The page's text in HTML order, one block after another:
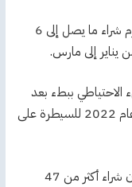
وكانت الوزارة أعلنت في 12 أغسطس أنها تعتزم شراء ما يصل إلى 6
الاحتياطي ببطء بعد
أن باعت 180 مليون برميل من المنشأة في عام 2022 للسيطرة على
وذكرت وزارة الطاقة أن الإدارة أعادت حتى الآن شراء أكثر من 47